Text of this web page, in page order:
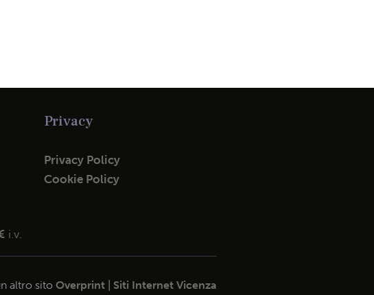
i.v.
Privacy
Privacy Policy
Cookie Policy
altro sito Overprint Siti Internet Vicenza